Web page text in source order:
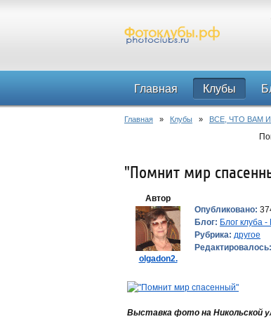
Главная Клубы
Главная » Клубы » ВСЕ, ЧТО ВАМ
"Помнит мир
Автор
olgadon2.
Опубликовано:
Блог: Блог
Рубрика: другое
Редактировалось:
Выставка фото на Никольской